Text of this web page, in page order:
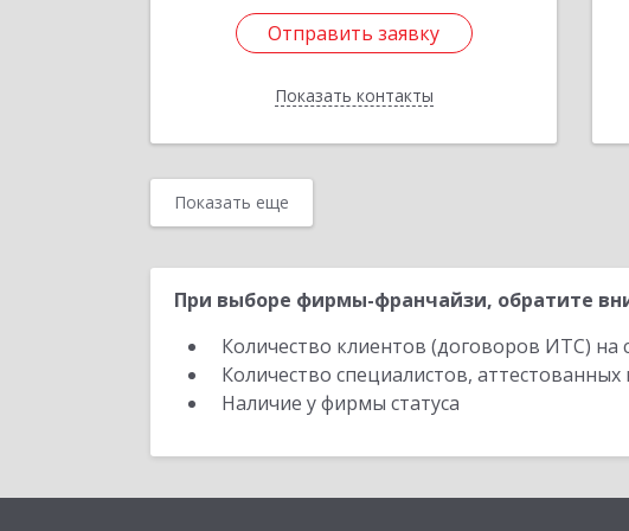
Отправить заявку
Показать контакты
Отправить заявку
Назад
Показать еще
При выборе фирмы-франчайзи, обратите
Количество клиентов (договоров ИТС)
Количество специалистов,
Наличие у фирмы статуса